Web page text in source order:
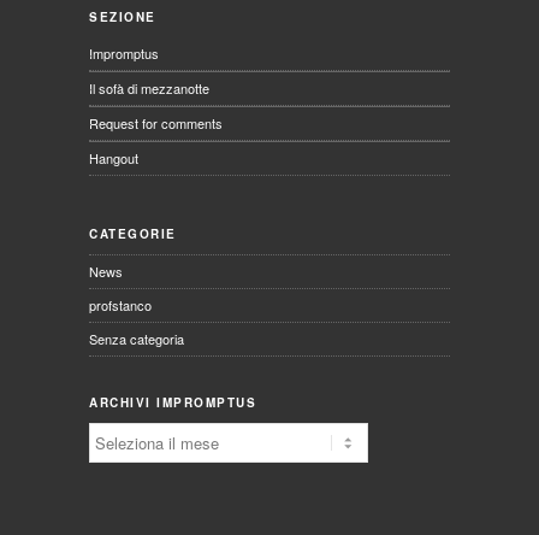
SEZIONE
Impromptus
Il sofà di mezzanotte
Request for comments
Hangout
CATEGORIE
News
profstanco
Senza categoria
ARCHIVI IMPROMPTUS
Archivi
Impromptus